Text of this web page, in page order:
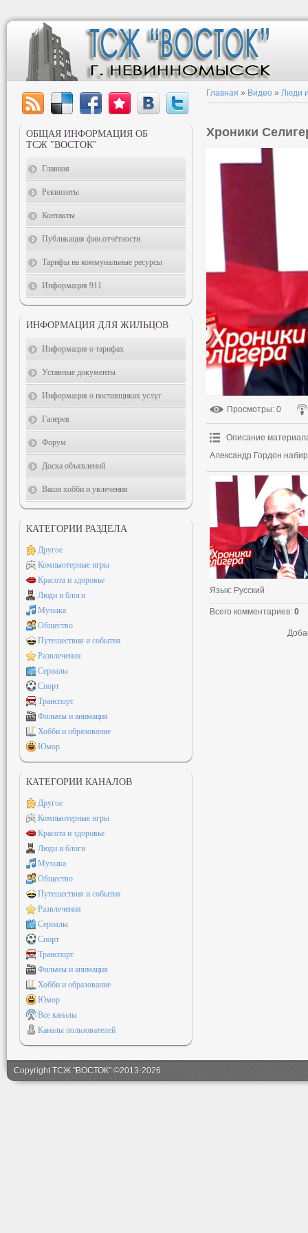
Главная » Видео » Люди
Хроники
Просмотры: 0
Описание
Александр Гордон
Язык: Русский
Всего комментариев: 0
ОБЩАЯ ИНФОРМАЦИЯ ОБ
ТСЖ "ВОСТОК"
Главная
Реквизиты
Контакты
Публикация фин.отчётности
Тарифы на коммунальные ресурсы
Информация 911
ИНФОРМАЦИЯ ДЛЯ ЖИЛЬЦОВ
Информация о тарифах
Уставные документы
Информация о поставщиках услуг
Галерея
Форум
Доска объявлений
Ваши хобби и увлечения
КАТЕГОРИИ РАЗДЕЛА
Другое
Компьютерные игры
Красота и здоровье
Люди и блоги
Музыка
Общество
Путешествия и события
Развлечения
Сериалы
Спорт
Транспорт
Фильмы и анимация
Хобби и образование
Юмор
КАТЕГОРИИ КАНАЛОВ
Другое
Компьютерные игры
Красота и здоровье
Люди и блоги
Музыка
Общество
Путешествия и события
Развлечения
Сериалы
Спорт
Транспорт
Фильмы и анимация
Хобби и образование
Юмор
Все каналы
Каналы пользователей
Copyright ТСЖ "ВОСТОК" ©2013-2026